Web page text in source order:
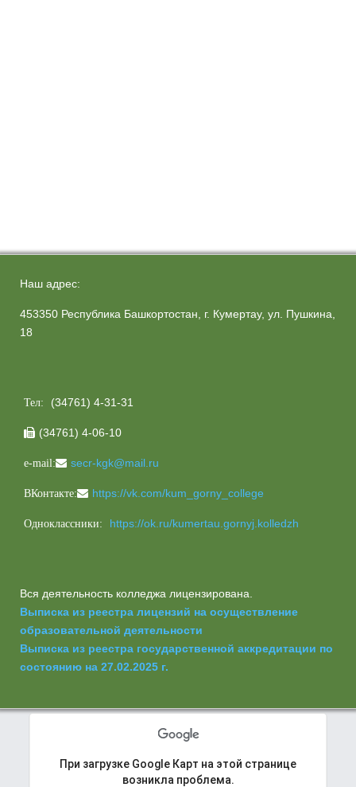
Наш адрес:
453350 Республика Башкортостан, г. Кумертау, ул. Пушкина,
18
Тел: (34761) 4-31-31
 (34761) 4-06-10
e-mail: secr-kgk@mail.ru
ВКонтакте: https://vk.com/kum_gorny_college
Одноклассники: https://ok.ru/kumertau.gornyj.kolledzh
Вся деятельность колледжа лицензирована.
Выписка из реестра лицензий на осуществление
образовательной деятельности
Выписка из реестра государственной аккредитации по
состоянию на 27.02.2025 г.
Ошибка
При загрузке Google Карт на этой странице
возникла проблема.